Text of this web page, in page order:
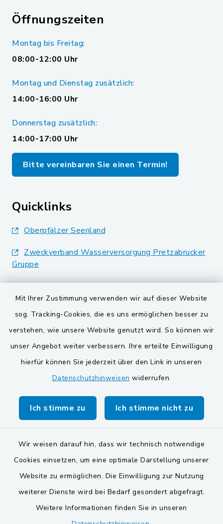
Mit Ihrer Zustimmung verwenden wir auf dieser Website
sog. Tracking-Cookies, die es uns ermöglichen besser zu
verstehen, wie unsere Website genutzt wird. So können wir
unser Angebot weiter verbessern. Ihre erteilte Einwilligung
hierfür können Sie jederzeit über den Link in unseren
Datenschutzhinweisen widerrufen.
Ich stimme zu Ich stimme nicht zu
Wir weisen darauf hin, dass wir technisch notwendige
Cookies einsetzen, um eine optimale Darstellung unserer
Website zu ermöglichen. Die Einwilligung zur Nutzung
weiterer Dienste wird bei Bedarf gesondert abgefragt.
Weitere Informationen finden Sie in unseren
Öffnungszeiten
Montag bis Freitag:
08:00-12:00 Uhr
Montag und Dienstag zusätzlich:
14:00-16:00 Uhr
Donnerstag zusätzlich:
14:00-17:00 Uhr
Bitte vereinbaren Sie einen Termin!
Quicklinks
Oberpfälzer Seenland
Zweckverband Wasserversorgung Pretzabrucker
Gruppe
Landkreis Schwandorf
VG und Gemeinden
Gemeinde Schwarzach bei Nabburg
Gemeinde Stulln
Verwaltungsgemeinschaft Schwarzenfeld
Barrierefreiheit